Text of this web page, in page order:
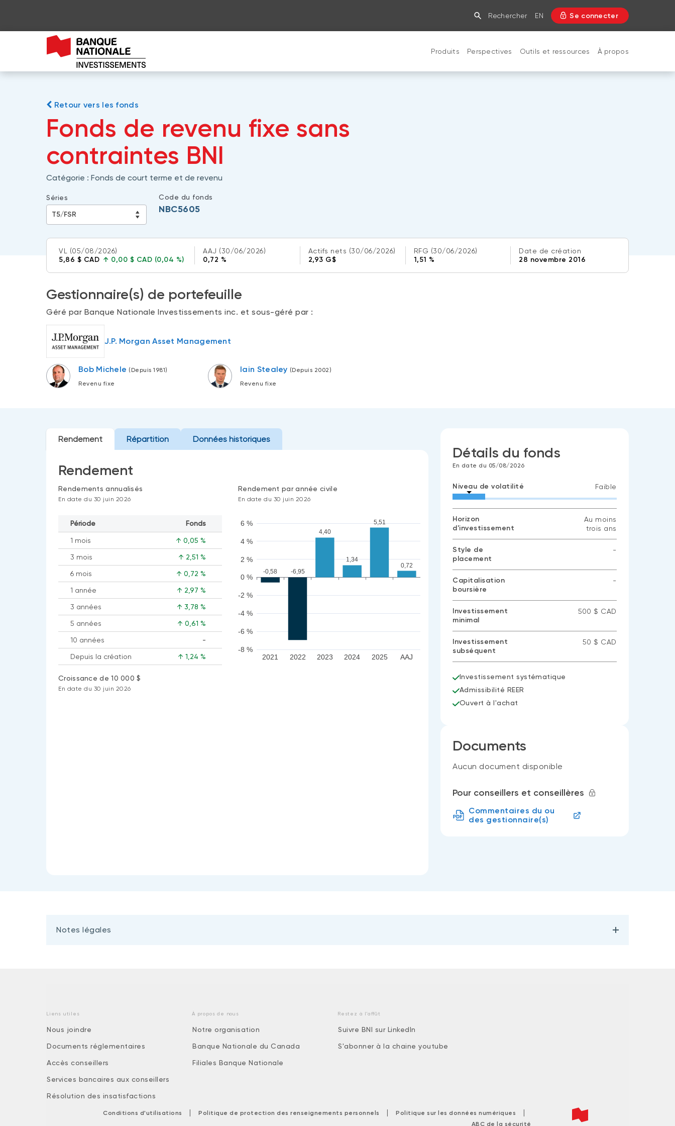
Rechercher EN Se connecter
Produits Perspectives Outils et ressources À propos
Retour vers les fonds
Fonds de revenu fixe sans
contraintes BNI
Catégorie : Fonds de court terme et de revenu
Séries Code du fonds
NBC5605
VL (05/08/2026)
5,86 $ CAD ↑ 0,00 $ CAD (0,04 %)
AAJ (30/06/2026)
0,72 %
Actifs nets (30/06/2026)
2,93 G$
RFG (30/06/2026)
1,51 %
Date de création
28 novembre 2016
Gestionnaire(s) de portefeuille
Géré par Banque Nationale Investissements inc. et sous-géré par :
J.P. Morgan Asset Management
Bob Michele (Depuis 1981)
Revenu fixe
Iain Stealey (Depuis 2002)
Revenu fixe
Rendement Répartition Données historiques
Rendement
Rendements annualisés
En date du 30 juin 2026
Période Fonds
1 mois ↑ 0,05 %
3 mois ↑ 2,51 %
6 mois ↑ 0,72 %
1 année ↑ 2,97 %
3 années ↑ 3,78 %
5 années ↑ 0,61 %
10 années
-
Aucune
donnée
Depuis la création ↑ 1,24 %
Rendement par année civile
En date du 30 juin 2026
-8 %
-6 %
-4 %
-2 %
0 %
2 %
4 %
6 %
2021 2022 2023 2024 2025 AAJ
-0,58 -6,95
4,40
1,34
5,51
0,72
Croissance de 10 000 $
En date du 30 juin 2026
Détails du fonds
En date du 05/08/2026
Niveau de volatilité Faible
Horizon
d'investissement
Au moins
trois ans
Style de
placement
-
Capitalisation
boursière
-
Investissement
minimal
500 $ CAD
Investissement
subséquent
50 $ CAD
Investissement systématique
Admissibilité REER
Ouvert à l'achat
Documents
Aucun document disponible
Pour conseillers et conseillères
Commentaires du ou
des gestionnaire(s)
Notes légales
Liens utiles
Nous joindre
Documents réglementaires
Accès conseillers
Services bancaires aux conseillers
Résolution des insatisfactions
À propos de nous
Notre organisation
Banque Nationale du Canada
Filiales Banque Nationale
Restez à l'affût
Suivre BNI sur LinkedIn
S'abonner à la chaine youtube
Conditions d'utilisations | Politique de protection des renseignements personnels | Politique sur les données numériques |
ABC de la sécurité